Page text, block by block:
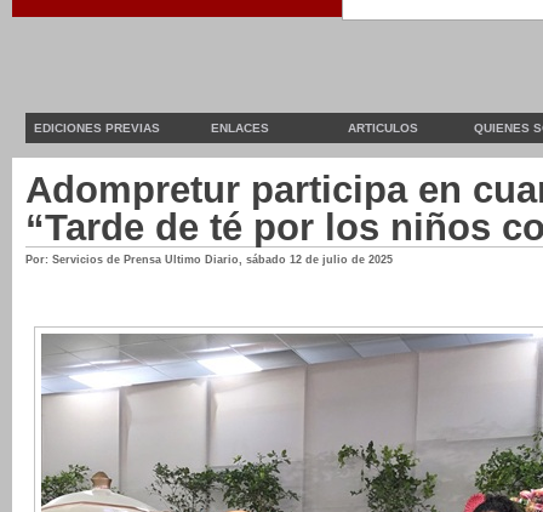
EDICIONES PREVIAS ENLACES ARTICULOS QUIENES
Adompretur participa en
“Tarde de té por los niños
Por: Servicios de Prensa Ultimo Diario, sábado 12 de julio de 2025